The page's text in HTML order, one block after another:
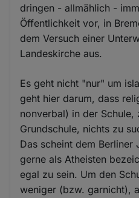
dringen - allmählich -
Öffentlichkeit vor, in
dem Versuch einer
Landeskirche aus.
Es geht nicht "nur" um
geht hier darum, dass
nonverbal) in der Schule,
Grundschule, nichts zu
Das scheint dem Berliner
gerne als Atheisten
egal zu sein. Um den
weniger (bzw. garnicht),